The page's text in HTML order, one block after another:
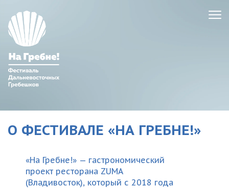
О ФЕСТИВАЛЕ «НА ГРЕБНЕ!»
«На Гребне!» — гастрономический
проект ресторана ZUMA
(Владивосток), который с 2018 года